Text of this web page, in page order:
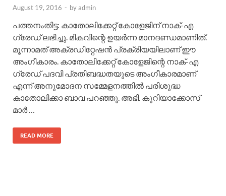
August 19, 2016 - byadmin
പത്തനംതിട്ട: കാതോലിക്കേറ്റ് കോളേജിന് നാക്-എ
ഗ്രേഡ് ലഭിച്ചു. മികവിന്റെ ഉയര്‍ന്ന മാനദണ്ഡമാണിത്.
മൂന്നാമത് അക്രഡിറ്റേഷന്‍ പ്രക്രിയയിലാണ് ഈ
അംഗീകാരം. കാതോലിക്കേറ്റ് കോളേജിന്റെ നാക്-എ
ഗ്രേഡ് പദവി പ്രതിബദ്ധതയുടെ അംഗീകാരമാണ്
എന്ന് അനുമോദന സമ്മേളനത്തിൽ പരിശുദ്ധ
കാതോലിക്കാ ബാവ പറഞ്ഞു. അഭി. കുറിയാക്കോസ്
മാര്‍ …
READ MORE